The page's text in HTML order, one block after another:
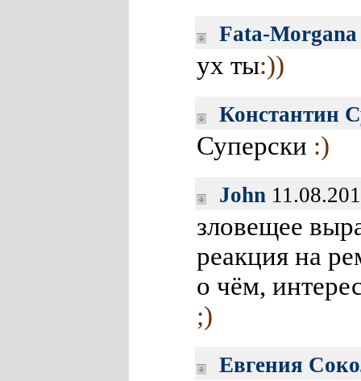
Fata-Morgana
ух ты:))
Константин
Суперски :)
John
зловещее
реакция на
о чём,
;)
Евгения